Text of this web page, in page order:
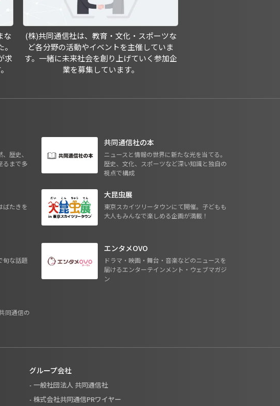
な
求
(株)共同通信社は、教育・文化・スポーツな
ど各分野の活動やイベントを主催していま
す。一緒に未来社会を創り上げていく参加企
業を募集しています。
歴史、
るまで多
共同通信社の本
ニュースと情報の世界に新たな光を当てる。
歴史、文化、スポーツなど深い知識と独自の
視点で構成
ばたきを
大昆虫展
東京スカイツリータウンにて開催。子どもも
大人もみんなで楽しめる企画が満載！
な話題
エンタメOVO
ドラマ・映画・舞台・音楽などのニュースを
届けるエンターテインメント・ウェブマガジ
ン
同通信の
グループ会社
- 一般社団法人 共同通信社
- 株式会社共同通信PRワイヤー